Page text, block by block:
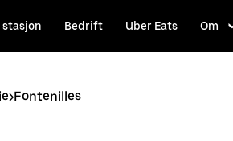
stasjon Bedrift Uber Eats Om
>Fontenilles